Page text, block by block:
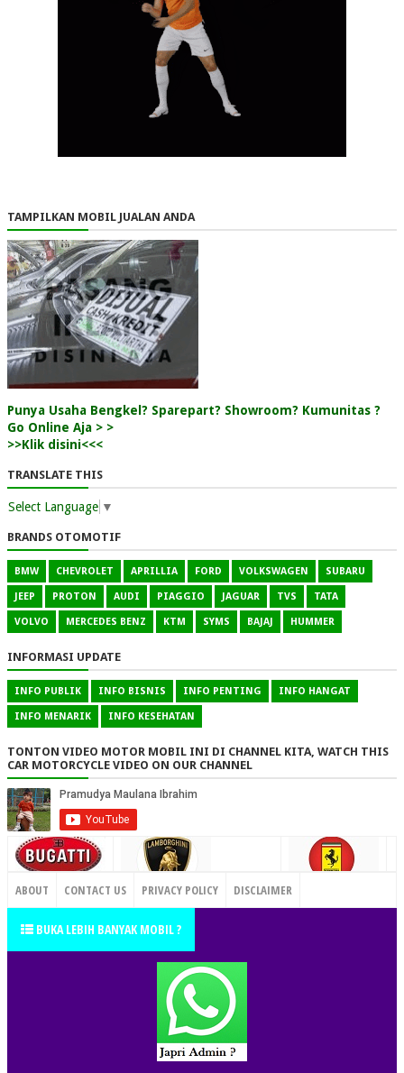
TAMPILKAN MOBIL JUALAN ANDA
Punya Usaha Bengkel? Sparepart? Showroom? Kumunitas ?
Go Online Aja > >
>>Klik disini<<<
TRANSLATE THIS
Select Language ▼
BRANDS OTOMOTIF
BMW CHEVROLET APRILLIA FORD VOLKSWAGEN SUBARU
JEEP PROTON AUDI PIAGGIO JAGUAR TVS TATA
VOLVO MERCEDES BENZ KTM SYMS BAJAJ HUMMER
INFORMASI UPDATE
INFO PUBLIK INFO BISNIS INFO PENTING INFO HANGAT
INFO MENARIK INFO KESEHATAN
TONTON VIDEO MOTOR MOBIL INI DI CHANNEL KITA, WATCH THIS
CAR MOTORCYCLE VIDEO ON OUR CHANNEL
CONTACT US
ABOUT CONTACT US PRIVACY POLICY DISCLAIMER
TERMS OF SERVICE SITEMAP
BUKA LEBIH BANYAK MOBIL ?